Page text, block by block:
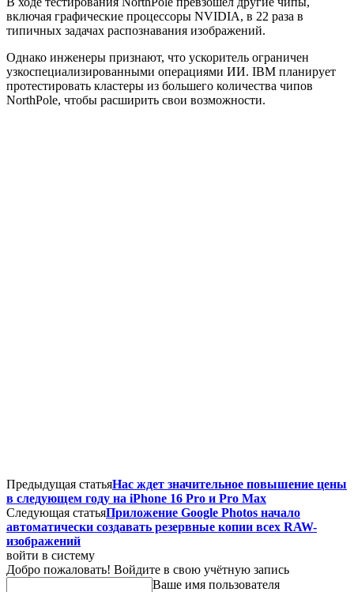
включая графические процессоры NVIDIA, в 22 раза в
типичных задачах распознавания изображений.
Однако инженеры признают, что ускоритель ограничен
узкоспециализированными операциями ИИ. IBM планирует
протестировать кластеры из большего количества чипов
NorthPole, чтобы расширить свои возможности.
Предыдущая статьяНас ждет значительное повышение цены
в следующем году на iPhone 16 Pro и Pro Max
Следующая статьяПриложение Google Photos начало
автоматически создавать резервные копии всех RAW-
изображений
войти в систему
Добро пожаловать! Войдите в свою учётную запись
Ваше имя пользователя